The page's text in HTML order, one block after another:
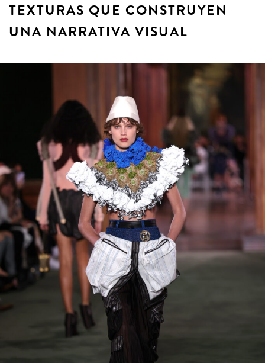
TEXTURAS QUE CONSTRUYEN
UNA NARRATIVA VISUAL